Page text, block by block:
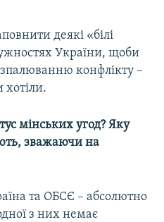
деякі «білі
України, щоби
конфлікту –
мінських угод? Яку
зважаючи на
та ОБСЄ – абсолютно
з них немає